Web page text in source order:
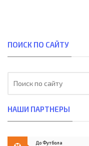
ПОИСК ПО САЙТУ
НАШИ ПАРТНЕРЫ
До Футбола